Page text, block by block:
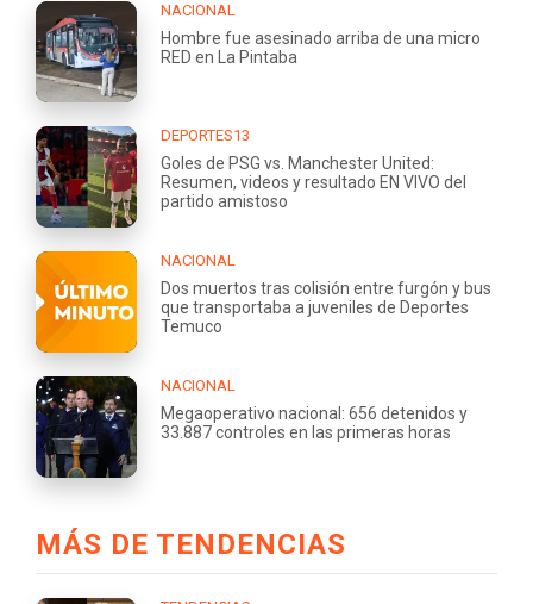
NACIONAL
Hombre fue asesinado arriba de una micro
RED en La Pintaba
DEPORTES13
Goles de PSG vs. Manchester United:
Resumen, videos y resultado EN VIVO del
partido amistoso
NACIONAL
Dos muertos tras colisión entre furgón y bus
que transportaba a juveniles de Deportes
Temuco
NACIONAL
Megaoperativo nacional: 656 detenidos y
33.887 controles en las primeras horas
MÁS DE TENDENCIAS